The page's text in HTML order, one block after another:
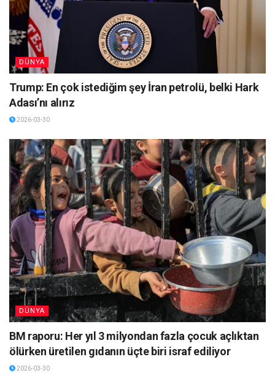
DÜNYA
Trump: En çok istediğim şey İran petrolü, belki Hark
Adası’nı alırız
2026-03-30
DÜNYA
BM raporu: Her yıl 3 milyondan fazla çocuk açlıktan
ölürken üretilen gıdanın üçte biri israf ediliyor
2026-03-30